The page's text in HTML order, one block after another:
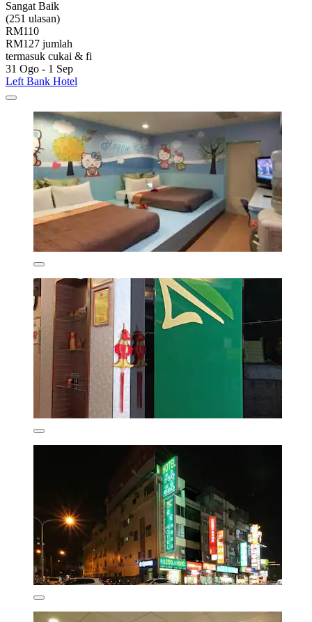
Sangat Baik
(251 ulasan)
RM110
RM127 jumlah
termasuk cukai & fi
31 Ogo - 1 Sep
Left Bank Hotel